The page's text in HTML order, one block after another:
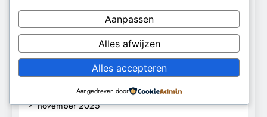
maart 2026
februari 2026
januari 2026
december 2025
november 2025
Aanpassen
Alles afwijzen
Alles accepteren
Aangedreven door